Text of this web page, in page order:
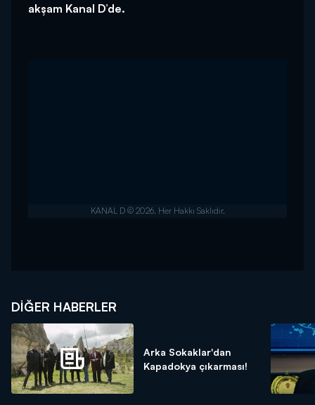
akşam Kanal D’de.
DIĞER HABERLER
Arka Sokaklar'dan
Kapadokya çıkarması!